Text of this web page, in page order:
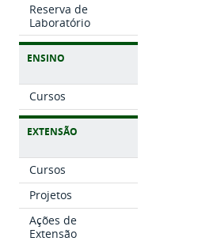
Reserva de
Laboratório
ENSINO
Cursos
EXTENSÃO
Cursos
Projetos
Ações de
Extensão